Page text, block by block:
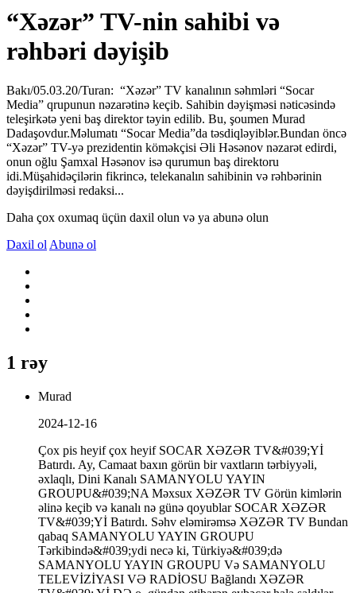
“Xəzər” TV-nin sahibi və
rəhbəri dəyişib
Bakı/05.03.20/Turan: “Xəzər” TV kanalının səhmləri “Socar
Media” qrupunun nəzarətinə keçib. Sahibin dəyişməsi nəticəsində
teleşirkətə yeni baş direktor təyin edilib. Bu, şoumen Murad
Dadaşovdur.Məlumatı “Socar Media”da təsdiqləyiblər.Bundan öncə
“Xəzər” TV-yə prezidentin köməkçisi Əli Həsənov nəzarət edirdi,
onun oğlu Şamxal Həsənov isə qurumun baş direktoru
idi.Müşahidəçilərin fikrincə, telekanalın sahibinin və rəhbərinin
dəyişdirilməsi redaksi...
Daha çox oxumaq üçün daxil olun və ya abunə olun
Daxil ol Abunə ol
1 rəy
Murad
2024-12-16
Çox pis heyif çox heyif SOCAR XƏZƏR TV&#039;Yİ
Batırdı. Ay, Camaat baxın görün bir vaxtların tərbiyyəli,
əxlaqlı, Dini Kanalı SAMANYOLU YAYIN
GROUPU&#039;NA Məxsux XƏZƏR TV Görün kimlərin
əlinə keçib və kanalı nə günə qoyublar SOCAR XƏZƏR
TV&#039;Yİ Batırdı. Səhv eləmirəmsə XƏZƏR TV Bundan
qabaq SAMANYOLU YAYIN GROUPU
Tərkibində&#039;ydi necə ki, Türkiyə&#039;də
SAMANYOLU YAYIN GROUPU Və SAMANYOLU
TELEVİZİYASI VƏ RADİOSU Bağlandı XƏZƏR